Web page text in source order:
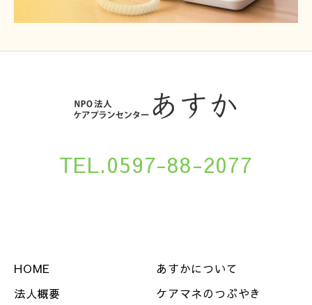
TEL.0597-88-2077
HOME
あすかについて
法人概要
ケアマネのつぶやき